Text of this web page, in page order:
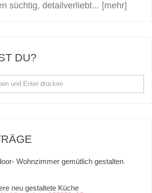
süchtig, detailverliebt... [mehr]
DU?
Wohnzimmer gemütlich gestalten
neu gestaltete Küche